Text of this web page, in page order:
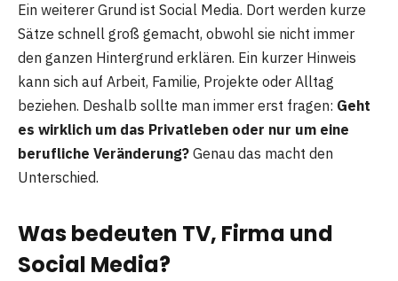
Ein weiterer Grund ist Social Media. Dort werden kurze
Sätze schnell groß gemacht, obwohl sie nicht immer
den ganzen Hintergrund erklären. Ein kurzer Hinweis
kann sich auf Arbeit, Familie, Projekte oder Alltag
beziehen. Deshalb sollte man immer erst fragen: Geht
es wirklich um das Privatleben oder nur um eine
berufliche Veränderung? Genau das macht den
Unterschied.
Was bedeuten TV, Firma und
Social Media?